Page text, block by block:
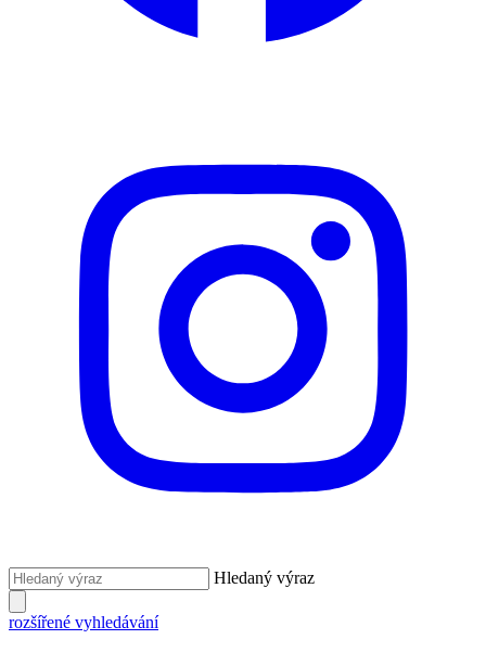
Hledaný výraz
rozšířené vyhledávání